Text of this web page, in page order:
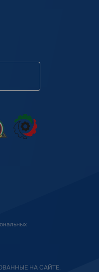
НА САЙТЕ,